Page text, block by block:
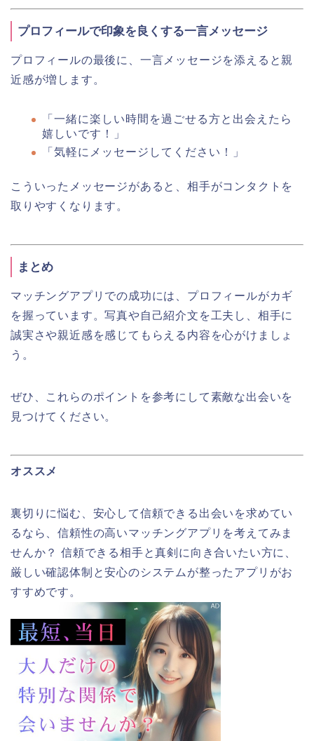
プロフィールで印象を良くする一言メッセージ
プロフィールの最後に、一言メッセージを添えると親
近感が増します。
「一緒に楽しい時間を過ごせる方と出会えたら
嬉しいです！」
「気軽にメッセージしてください！」
こういったメッセージがあると、相手がコンタクトを
取りやすくなります。
まとめ
マッチングアプリでの成功には、プロフィールがカギ
を握っています。写真や自己紹介文を工夫し、相手に
誠実さや親近感を感じてもらえる内容を心がけましょ
う。
ぜひ、これらのポイントを参考にして素敵な出会いを
見つけてください。
オススメ
裏切りに悩む、安心して信頼できる出会いを求めてい
るなら、信頼性の高いマッチングアプリを考えてみま
せんか？ 信頼できる相手と真剣に向き合いたい方に、
厳しい確認体制と安心のシステムが整ったアプリがお
すすめです。